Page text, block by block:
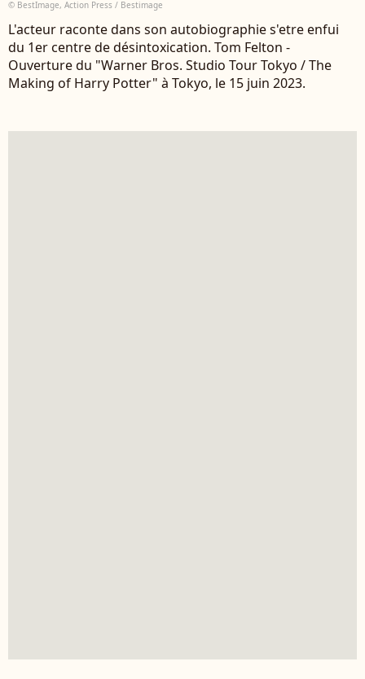
© BestImage, Action Press / Bestimage
L'acteur raconte dans son autobiographie s'etre enfui
du 1er centre de désintoxication. Tom Felton -
Ouverture du "Warner Bros. Studio Tour Tokyo / The
Making of Harry Potter" à Tokyo, le 15 juin 2023.